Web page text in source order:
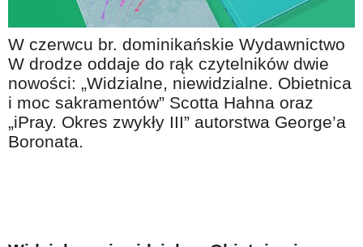
Warto wiedzieć!
Podróże i wypoczynek
Taniej, okazyjnie, specjalnie dla 60plus
Na wesoło
Hobby i pasje
W czerwcu br. dominikańskie Wydawnictwo
W drodze oddaje do rąk czytelników dwie
nowości: „Widzialne, niewidzialne. Obietnica
i moc sakramentów” Scotta Hahna oraz
„iPray. Okres zwykły III” autorstwa George’a
Boronata.